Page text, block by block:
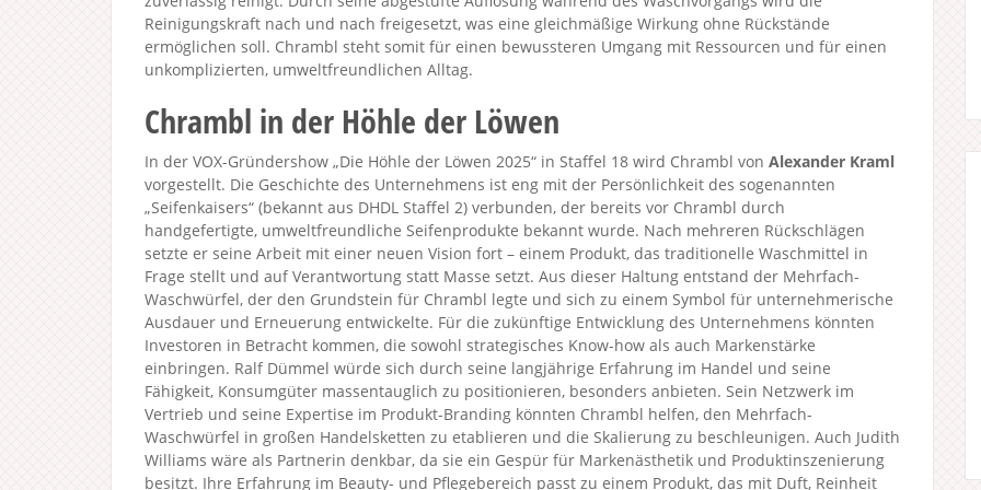
Reinigungskraft nach und nach freigesetzt, was eine gleichmäßige Wirkung ohne Rückstände
ermöglichen soll. Chrambl steht somit für einen bewussteren Umgang mit Ressourcen und für einen
unkomplizierten, umweltfreundlichen Alltag.
Chrambl in der Höhle der Löwen
In der VOX-Gründershow „Die Höhle der Löwen 2025“ in Staffel 18 wird Chrambl von Alexander Kraml
vorgestellt. Die Geschichte des Unternehmens ist eng mit der Persönlichkeit des sogenannten
„Seifenkaisers“ (bekannt aus DHDL Staffel 2) verbunden, der bereits vor Chrambl durch
handgefertigte, umweltfreundliche Seifenprodukte bekannt wurde. Nach mehreren Rückschlägen
setzte er seine Arbeit mit einer neuen Vision fort – einem Produkt, das traditionelle Waschmittel in
Frage stellt und auf Verantwortung statt Masse setzt. Aus dieser Haltung entstand der Mehrfach-
Waschwürfel, der den Grundstein für Chrambl legte und sich zu einem Symbol für unternehmerische
Ausdauer und Erneuerung entwickelte. Für die zukünftige Entwicklung des Unternehmens könnten
Investoren in Betracht kommen, die sowohl strategisches Know-how als auch Markenstärke
einbringen. Ralf Dümmel würde sich durch seine langjährige Erfahrung im Handel und seine
Fähigkeit, Konsumgüter massentauglich zu positionieren, besonders anbieten. Sein Netzwerk im
Vertrieb und seine Expertise im Produkt-Branding könnten Chrambl helfen, den Mehrfach-
Waschwürfel in großen Handelsketten zu etablieren und die Skalierung zu beschleunigen. Auch Judith
Williams wäre als Partnerin denkbar, da sie ein Gespür für Markenästhetik und Produktinszenierung
besitzt. Ihre Erfahrung im Beauty- und Pflegebereich passt zu einem Produkt, das mit Duft, Reinheit